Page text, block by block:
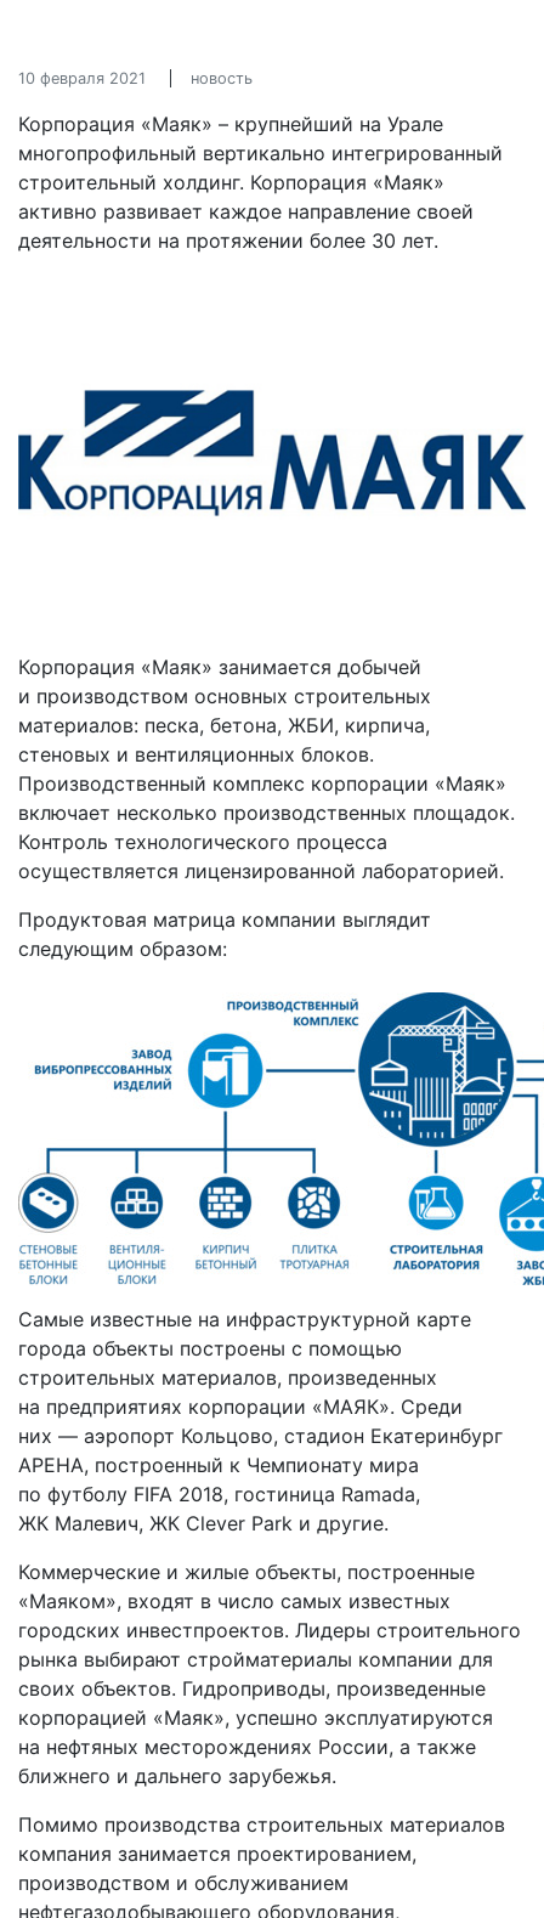
10 февраля 2021 новость
Корпорация «Маяк» – крупнейший на Урале
многопрофильный вертикально интегрированный
строительный холдинг. Корпорация «Маяк»
активно развивает каждое направление своей
деятельности на протяжении более 30 лет.
Корпорация «Маяк» занимается добычей
и производством основных строительных
материалов: песка, бетона, ЖБИ, кирпича,
стеновых и вентиляционных блоков.
Производственный комплекс корпорации «Маяк»
включает несколько производственных площадок.
Контроль технологического процесса
осуществляется лицензированной лабораторией.
Продуктовая матрица компании выглядит
следующим образом:
Самые известные на инфраструктурной карте
города объекты построены с помощью
строительных материалов, произведенных
на предприятиях корпорации «МАЯК». Среди
них — аэропорт Кольцово, стадион Екатеринбург
АРЕНА, построенный к Чемпионату мира
по футболу FIFA 2018, гостиница Ramada,
ЖК Малевич, ЖК Clever Park и другие.
Коммерческие и жилые объекты, построенные
«Маяком», входят в число самых известных
городских инвестпроектов. Лидеры строительного
рынка выбирают стройматериалы компании для
своих объектов. Гидроприводы, произведенные
корпорацией «Маяк», успешно эксплуатируются
на нефтяных месторождениях России, а также
ближнего и дальнего зарубежья.
Помимо производства строительных материалов
компания занимается проектированием,
производством и обслуживанием
нефтегазодобывающего оборудования,